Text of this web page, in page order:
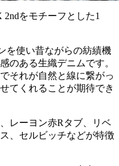
をモチーフとした1
を使い昔ながらの紡績機
のある生織デニムです。
それが自然と線に繋がっ
てくれることが期待でき
レーヨン赤Rタブ、リベ
、セルビッチなどが特徴